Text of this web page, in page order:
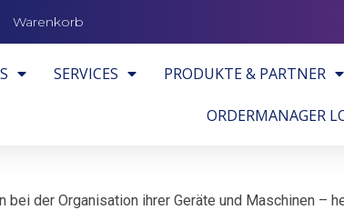
Warenkorb
SERVICES PRODUKTE & PARTNER
ORDERMANAGER
bei der Organisation ihrer Geräte und Maschinen –